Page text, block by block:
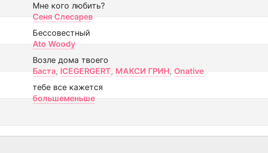
Мне кого любить?
Сеня Слесарев
Бессовестный
Ato Woody
Возле дома твоего
Баста, ICEGERGERT, МАКСИ ГРИН, Onative
тебе все кажется
большеменьше